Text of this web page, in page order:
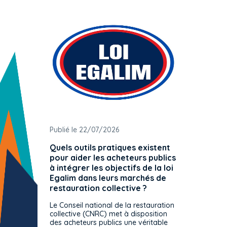
Publié le 22/07/2026
Quels outils pratiques existent
pour aider les acheteurs publics
à intégrer les objectifs de la loi
Egalim dans leurs marchés de
restauration collective ?
Le Conseil national de la restauration
collective (CNRC) met à disposition
des acheteurs publics une véritable